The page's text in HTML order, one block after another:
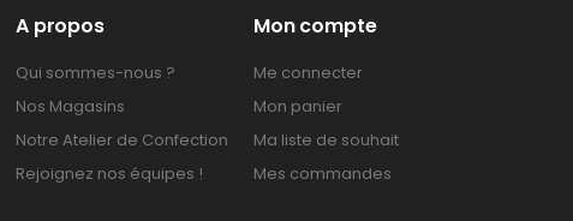
A propos
Qui sommes-nous ?
Nos Magasins
Notre Atelier de Confection
Rejoignez nos équipes !
Mon compte
Me connecter
Mon panier
Ma liste de souhait
Mes commandes